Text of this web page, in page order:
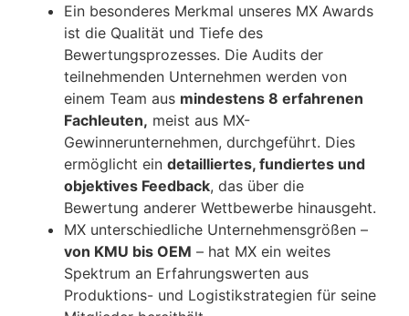
Ein besonderes Merkmal unseres MX Awards
ist die Qualität und Tiefe des
Bewertungsprozesses. Die Audits der
teilnehmenden Unternehmen werden von
einem Team aus mindestens 8 erfahrenen
Fachleuten, meist aus MX-
Gewinnerunternehmen, durchgeführt. Dies
ermöglicht ein detailliertes, fundiertes und
objektives Feedback, das über die
Bewertung anderer Wettbewerbe hinausgeht.
MX unterschiedliche Unternehmensgrößen –
von KMU bis OEM – hat MX ein weites
Spektrum an Erfahrungswerten aus
Produktions- und Logistikstrategien für seine